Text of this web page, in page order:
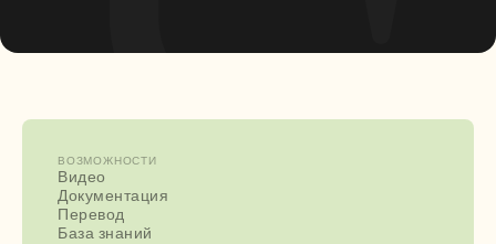
ВОЗМОЖНОСТИ
Видео
Документация
Перевод
База знаний